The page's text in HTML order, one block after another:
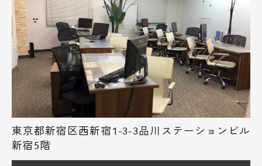
東京都新宿区西新宿1-3-3品川ステーションビル
新宿5階